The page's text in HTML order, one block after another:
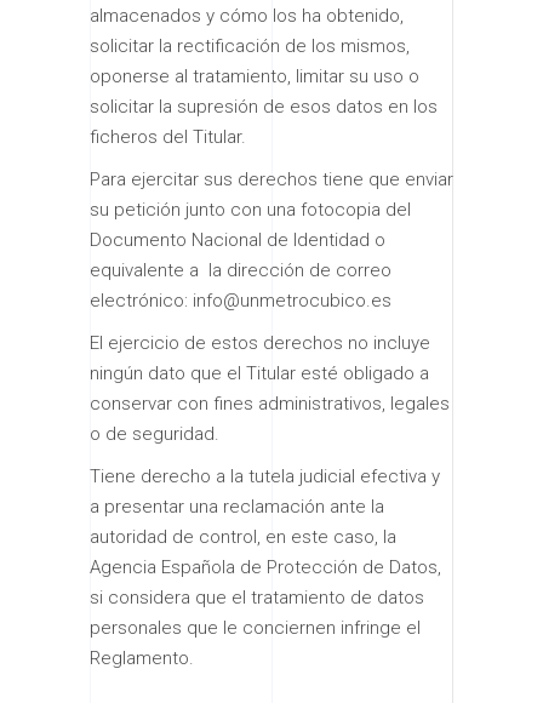
almacenados y cómo los ha obtenido,
solicitar la rectificación de los mismos,
oponerse al tratamiento, limitar su uso o
solicitar la supresión de esos datos en los
ficheros del Titular.
Para ejercitar sus derechos tiene que enviar
su petición junto con una fotocopia del
Documento Nacional de Identidad o
equivalente a la dirección de correo
electrónico: info@unmetrocubico.es
El ejercicio de estos derechos no incluye
ningún dato que el Titular esté obligado a
conservar con fines administrativos, legales
o de seguridad.
Tiene derecho a la tutela judicial efectiva y
a presentar una reclamación ante la
autoridad de control, en este caso, la
Agencia Española de Protección de Datos,
si considera que el tratamiento de datos
personales que le conciernen infringe el
Reglamento.